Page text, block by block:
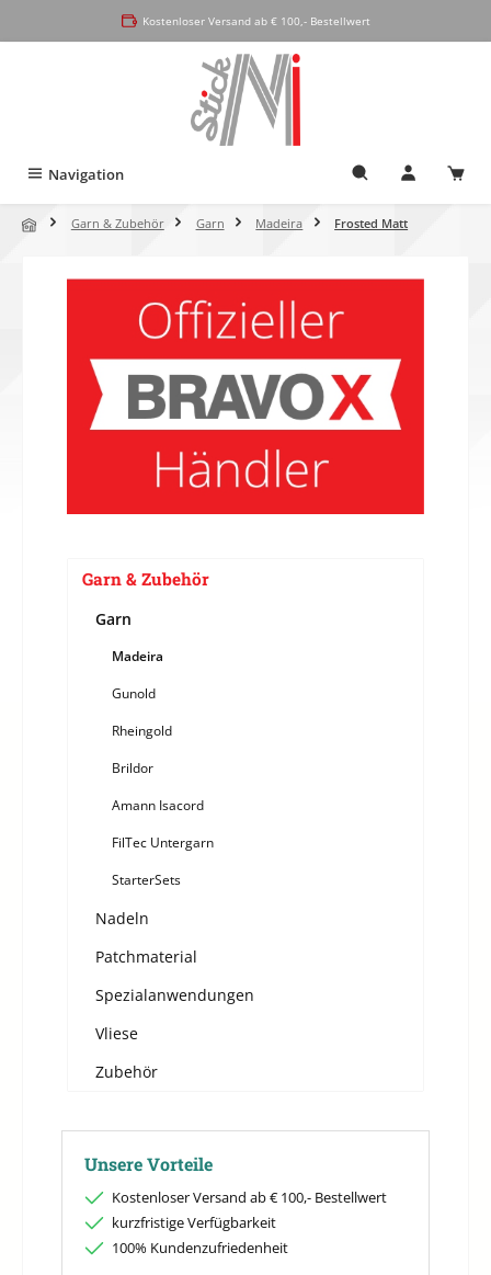
Kostenloser Versand ab € 100,- Bestellwert
Navigation
Garn & Zubehör Garn Madeira Frosted Matt
Garn & Zubehör
Garn
Madeira
Gunold
Rheingold
Brildor
Amann Isacord
FilTec Untergarn
StarterSets
Nadeln
Patchmaterial
Spezialanwendungen
Vliese
Zubehör
Unsere Vorteile
Kostenloser Versand ab € 100,- Bestellwert
kurzfristige Verfügbarkeit
100% Kundenzufriedenheit